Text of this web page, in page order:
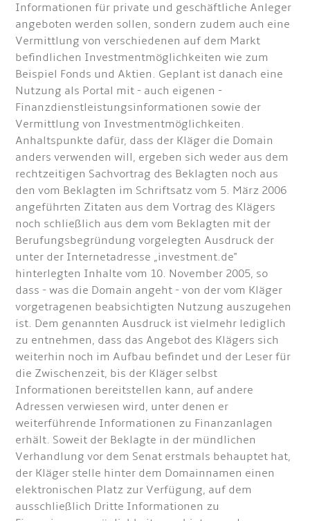
Informationen für private und geschäftliche Anleger
angeboten werden sollen, sondern zudem auch eine
Vermittlung von verschiedenen auf dem Markt
befindlichen Investmentmöglichkeiten wie zum
Beispiel Fonds und Aktien. Geplant ist danach eine
Nutzung als Portal mit - auch eigenen -
Finanzdienstleistungsinformationen sowie der
Vermittlung von Investmentmöglichkeiten.
Anhaltspunkte dafür, dass der Kläger die Domain
anders verwenden will, ergeben sich weder aus dem
rechtzeitigen Sachvortrag des Beklagten noch aus
den vom Beklagten im Schriftsatz vom 5. März 2006
angeführten Zitaten aus dem Vortrag des Klägers
noch schließlich aus dem vom Beklagten mit der
Berufungsbegründung vorgelegten Ausdruck der
unter der Internetadresse „investment.de"
hinterlegten Inhalte vom 10. November 2005, so
dass - was die Domain angeht - von der vom Kläger
vorgetragenen beabsichtigten Nutzung auszugehen
ist. Dem genannten Ausdruck ist vielmehr lediglich
zu entnehmen, dass das Angebot des Klägers sich
weiterhin noch im Aufbau befindet und der Leser für
die Zwischenzeit, bis der Kläger selbst
Informationen bereitstellen kann, auf andere
Adressen verwiesen wird, unter denen er
weiterführende Informationen zu Finanzanlagen
erhält. Soweit der Beklagte in der mündlichen
Verhandlung vor dem Senat erstmals behauptet hat,
der Kläger stelle hinter dem Domainnamen einen
elektronischen Platz zur Verfügung, auf dem
ausschließlich Dritte Informationen zu